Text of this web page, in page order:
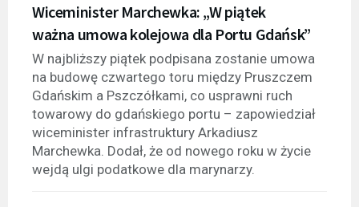
Wiceminister Marchewka: „W piątek
ważna umowa kolejowa dla Portu Gdańsk”
W najbliższy piątek podpisana zostanie umowa
na budowę czwartego toru między Pruszczem
Gdańskim a Pszczółkami, co usprawni ruch
towarowy do gdańskiego portu – zapowiedział
wiceminister infrastruktury Arkadiusz
Marchewka. Dodał, że od nowego roku w życie
wejdą ulgi podatkowe dla marynarzy.